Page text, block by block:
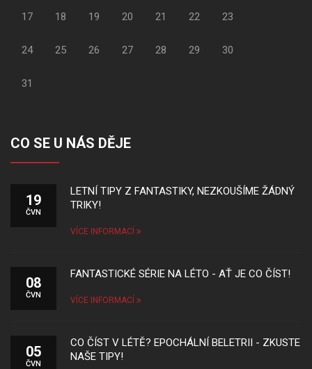
17 18 19 20 21 22 23
24 25 26 27 28 29 30
31
CO SE U NÁS DĚJE
19
ČVN
LETNÍ TIPY Z FANTASTIKY, NEZKOUŠÍME ŽÁDNÝ
TRIKY!
VÍCE INFORMACÍ
08
ČVN
FANTASTICKÉ SÉRIE NA LÉTO - AŤ JE CO ČÍST!
VÍCE INFORMACÍ
05
ČVN
CO ČÍST V LÉTĚ? EPOCHÁLNÍ BELETRII - ZKUSTE
NAŠE TIPY!